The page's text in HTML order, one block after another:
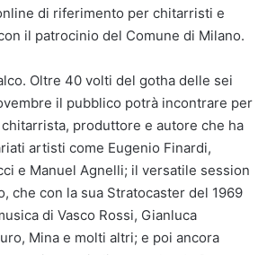
di riferimento per chitarristi e
il patrocinio del Comune di Milano.
Oltre 40 volti del gotha delle sei
il pubblico potrà incontrare per
produttore e autore che ha
artisti come Eugenio Finardi,
e Manuel Agnelli; il versatile session
che con la sua Stratocaster del 1969
di Vasco Rossi, Gianluca
Mina e molti altri; e poi ancora